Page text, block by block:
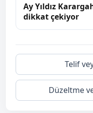
Ay Yıldız
dikkat çekiyor
Telif
Düzeltme